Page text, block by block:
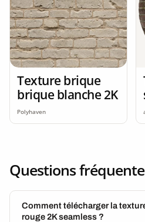
Texture brique
brique blanche 2K
Polyhaven
Questions
Comment télécharger la
rouge 2K seamless ?